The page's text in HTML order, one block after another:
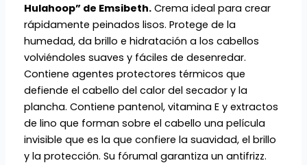
Hulahoop” de Emsibeth. Crema ideal para crear
rápidamente peinados lisos. Protege de la
humedad, da brillo e hidratación a los cabellos
volviéndoles suaves y fáciles de desenredar.
Contiene agentes protectores térmicos que
defiende el cabello del calor del secador y la
plancha. Contiene pantenol, vitamina E y extractos
de lino que forman sobre el cabello una película
invisible que es la que confiere la suavidad, el brillo
y la protección. Su fórumal garantiza un antifrizz.